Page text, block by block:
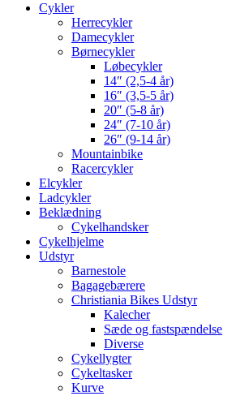
Cykler
Herrecykler
Damecykler
Børnecykler
Løbecykler
14″ (2,5-4 år)
16″ (3,5-5 år)
20″ (5-8 år)
24″ (7-10 år)
26″ (9-14 år)
Mountainbike
Racercykler
Elcykler
Ladcykler
Beklædning
Cykelhandsker
Cykelhjelme
Udstyr
Barnestole
Bagagebærere
Christiania Bikes Udstyr
Kalecher
Sæde og fastspændelse
Diverse
Cykellygter
Cykeltasker
Kurve